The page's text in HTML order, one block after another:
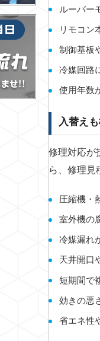
ルーバー
リモコン
制御基板
冷媒回路
使用年数
入替え
修理対応が
ら、修理見
圧縮機・
室外機の
冷媒漏れ
天井開口
短期間で
効きの悪
省エネ性